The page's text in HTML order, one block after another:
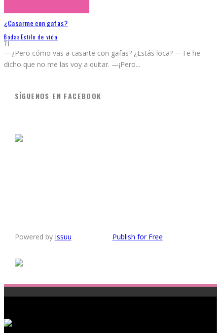
¿Casarme con gafas?
BodasEstilo de vida
71
—¿Pero cómo vas a casarte con gafas? ¿Estás loca? —Te he
dicho que no me las voy a quitar. —¡Pero...
SÍGUENOS EN FACEBOOK
Powered by Issuu Publish for Free